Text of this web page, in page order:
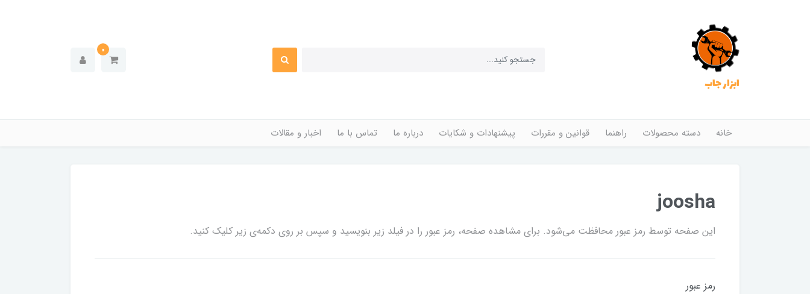
ابزار جاب
0
خانه دسته محصولات راهنما قوانین و مقررات پیشنهادات و شکایات درباره ما تماس با ما اخبار و مقالات
joosha
این صفحه توسط رمز عبور محافظت می‌شود. برای مشاهده صفحه، رمز عبور را در فیلد زیر بنویسید و سپس بر روی دکمه‌ی زیر کلیک کنید.
رمز عبور